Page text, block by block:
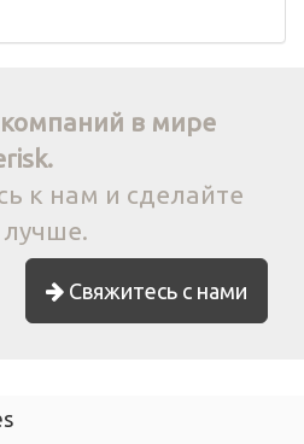
в мире
к нам и сделайте
Свяжитесь с нами